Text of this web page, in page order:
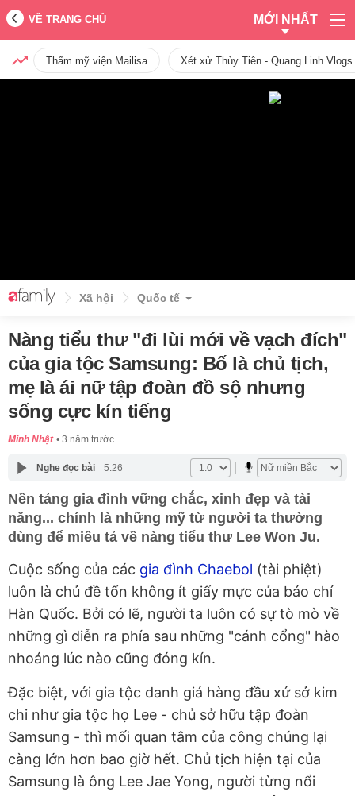
VỀ TRANG CHỦ MỚI NHẤT
Thẩm mỹ viện Mailisa Xét xử Thùy Tiên - Quang Linh
Xã hội Quốc tế
Nàng tiểu thư "đi lùi mới về vạch đích"
của gia tộc Samsung: Bố là chủ tịch,
mẹ là ái nữ tập đoàn đồ sộ nhưng
sống cực kín tiếng
Minh Nhật 3 năm trước
Nghe đọc bài 5:26
Nền tảng gia đình vững chắc, xinh đẹp và tài
năng... chính là những mỹ từ người ta thường
dùng để miêu tả về nàng tiểu thư Lee Won Ju.
Cuộc sống của các gia đình Chaebol (tài phiệt)
luôn là chủ đề tốn không ít giấy mực của báo chí
Hàn Quốc. Bởi có lẽ, người ta luôn có sự tò mò về
những gì diễn ra phía sau những "cánh cổng" hào
nhoáng lúc nào cũng đóng kín.
Đặc biệt, với gia tộc danh giá hàng đầu xứ sở kim
chi như gia tộc họ Lee - chủ sở hữu tập đoàn
Samsung - thì mối quan tâm của công chúng lại
càng lớn hơn bao giờ hết. Chủ tịch hiện tại của
Samsung là ông Lee Jae Yong, người từng nổi